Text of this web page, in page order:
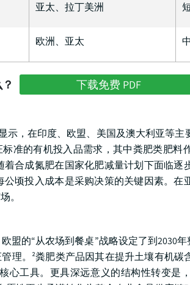
亚太、拉丁美洲
欧洲、亚太
下载免费 PDF
示，在印度、欧盟、美国及澳大利亚等
准的有机投入品需求，其中粪肥类肥料
合成氮肥在国家化肥减量计划下面临逐
顷投入成本是采购决策的关键因素。在
。
的“从农场到餐桌”战略设定了到2030
理。²粪肥类产品因其在提升土壤有机
心工具。更具深远意义的结构性转变是